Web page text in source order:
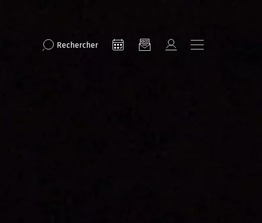
Rechercher